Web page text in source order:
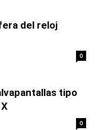
del reloj
0
tipo
0